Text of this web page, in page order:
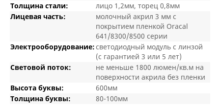
Толщина стали:
лицо 1,2мм, торец 0,8мм
Лицевая часть:
молочный акрил 3 мм с
покрытием пленкой Oracal
641/8300/8500 серии
Электрооборудование:светодиодный модуль с линзой
(с гарантией 3 или 5 лет)
Световой поток:
не меньше 1800 люмен/кв.м на
поверхности акрила без пленки
Высота буквы:
600мм
Толщина буквы:
80-100мм